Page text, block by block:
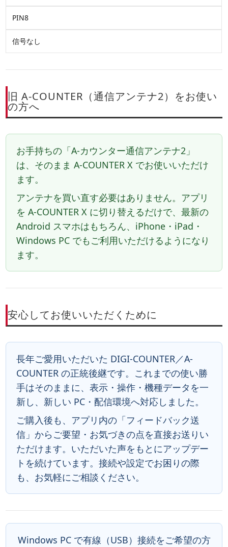
PIN8
信号なし
旧 A-COUNTER（通信アンテナ2）をお使い
の方へ
お手持ちの「A-カウンター通信アンテナ2」
は、そのまま A-COUNTER X でお使いいただけ
ます。
アンテナを買い直す必要はありません。アプリ
を A-COUNTER X に切り替えるだけで、最新の
Android スマホはもちろん、iPhone・iPad・
Windows PC でもご利用いただけるようになり
ます。
安心してお使いいただくために
長年ご愛用いただいた DIGI-COUNTER／A-
COUNTER の正統後継です。 これまでの使い勝
手はそのままに、表示・操作・機種データを一
新し、新しい PC・配信環境へ対応しました。
ご購入後も、アプリ内の「フィードバック送
信」からご要望・お気づきの点を直接お送りい
ただけます。いただいた声をもとにアップデー
トを続けています。接続や設定でお困りの際
も、お気軽にご相談ください。
Windows PC で有線（USB）接続をご希望の方